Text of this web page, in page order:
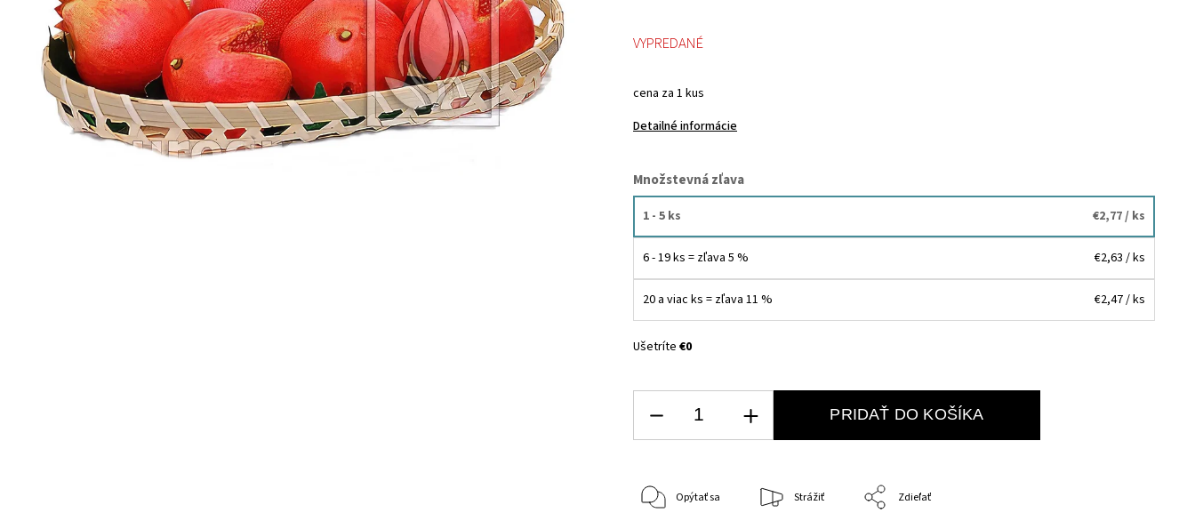
cena za 1 kus
Detailné informácie
VYPREDANÉ
Množstevná zľava
1 - 5 ks €2,77/ ks
6 - 19 ks = zľava 5 % €2,63 / ks
20 a viac ks = zľava 11 % €2,47/ ks
Ušetríte€0
PRIDAŤ DO KOŠÍKA
Opýtať sa Strážiť Zdieľať